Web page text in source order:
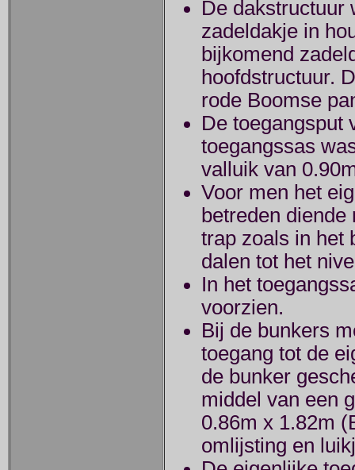
De dakstructuur
zadeldakje in
bijkomend
hoofdstructuur.
rode Boomse
De toegangsput
toegangssas
valluik van
Voor men het
betreden
trap zoals in het
dalen tot het
In het
voorzien.
Bij de bunkers
toegang tot de
de bunker
middel van een
0.86m x 1.82m
omlijsting en